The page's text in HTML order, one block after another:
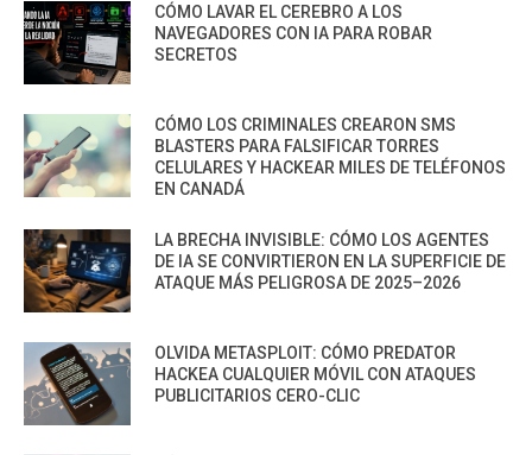
CÓMO LAVAR EL CEREBRO A LOS
NAVEGADORES CON IA PARA ROBAR
SECRETOS
CÓMO LOS CRIMINALES CREARON SMS
BLASTERS PARA FALSIFICAR TORRES
CELULARES Y HACKEAR MILES DE TELÉFONOS
EN CANADÁ
LA BRECHA INVISIBLE: CÓMO LOS AGENTES
DE IA SE CONVIRTIERON EN LA SUPERFICIE DE
ATAQUE MÁS PELIGROSA DE 2025–2026
OLVIDA METASPLOIT: CÓMO PREDATOR
HACKEA CUALQUIER MÓVIL CON ATAQUES
PUBLICITARIOS CERO-CLIC